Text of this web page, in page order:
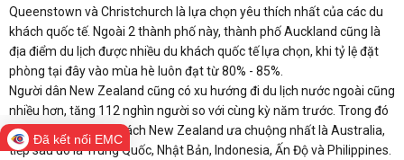
Queenstown và Christchurch là lựa chọn yêu thích nhất của các du
khách quốc tế. Ngoài 2 thành phố này, thành phố Auckland cũng là
địa điểm du lịch được nhiều du khách quốc tế lựa chọn, khi tỷ lệ đặt
phòng tại đây vào mùa hè luôn đạt từ 80% - 85%.
Người dân New Zealand cũng có xu hướng đi du lịch nước ngoài cũng
nhiều hơn, tăng 112 nghìn người so với cùng kỳ năm trước. Trong đó
điểm đến được du khách New Zealand ưa chuộng nhất là Australia,
tiếp sau đó là Trung Quốc, Nhật Bản, Indonesia, Ấn Độ và Philippines.
Đã kết nối EMC